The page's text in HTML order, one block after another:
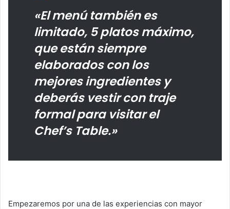
«El menú también es
limitado, 5 platos máximo,
que están siempre
elaborados con los
mejores ingredientes y
deberás vestir con traje
formal para visitar el
Chef’s Table.»
Empezaremos por una de las experiencias con mayor